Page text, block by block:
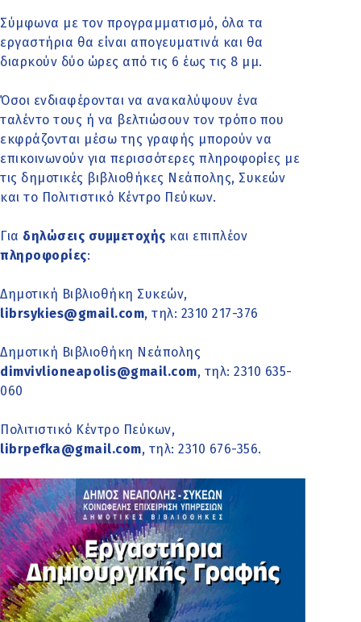
Σύμφωνα με τον προγραμματισμό, όλα τα
εργαστήρια θα είναι απογευματινά και θα
διαρκούν δύο ώρες από τις 6 έως τις 8 μμ.
Όσοι ενδιαφέρονται να ανακαλύψουν ένα
ταλέντο τους ή να βελτιώσουν τον τρόπο που
εκφράζονται μέσω της γραφής μπορούν να
επικοινωνούν για περισσότερες πληροφορίες με
τις δημοτικές βιβλιοθήκες Νεάπολης, Συκεών
και το Πολιτιστικό Κέντρο Πεύκων.
Για δηλώσεις συμμετοχής και επιπλέον
πληροφορίες:
Δημοτική Βιβλιοθήκη Συκεών,
librsykies@gmail.com, τηλ: 2310 217-376
Δημοτική Βιβλιοθήκη Νεάπολης
dimvivlioneapolis@gmail.com, τηλ: 2310 635-
060
Πολιτιστικό Κέντρο Πεύκων,
librpefka@gmail.com, τηλ: 2310 676-356.